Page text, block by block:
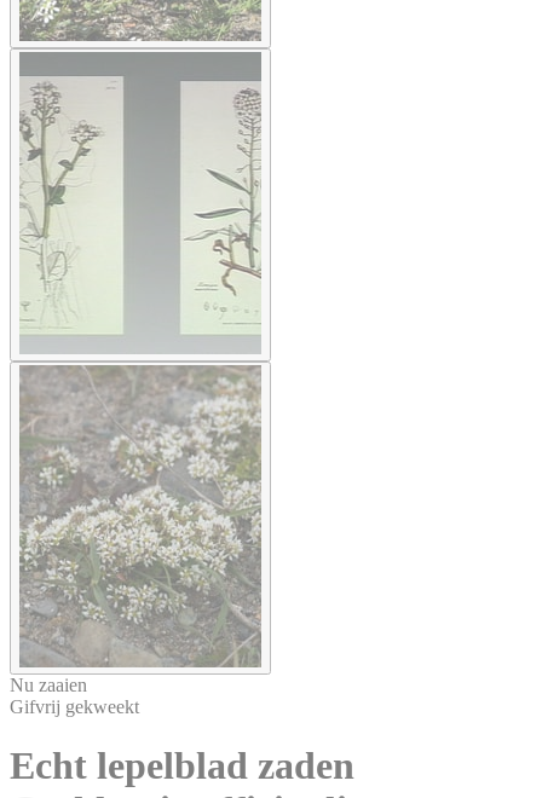
Nu zaaien
Gifvrij gekweekt
Echt lepelblad zaden